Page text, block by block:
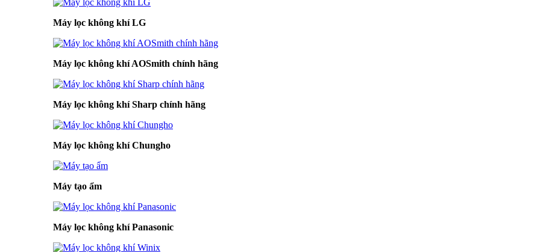
Máy lọc không khí LG
Máy lọc không khí AOSmith chính hãng
Máy lọc không khí Sharp chính hãng
Máy lọc không khí Chungho
Máy tạo ẩm
Máy lọc không khí Panasonic